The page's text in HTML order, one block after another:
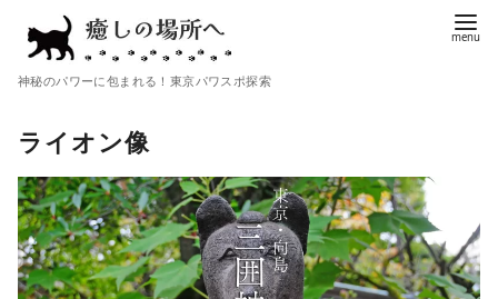
神秘のパワーに包まれる！東京パワスポ探索
ライオン像